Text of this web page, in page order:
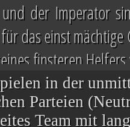
und der Imperator
das einst
finsteren
auf vielen Welten,
in der
Parteien
Team mit